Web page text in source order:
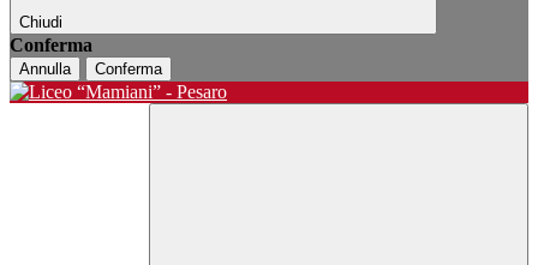
Chiudi
Conferma
Annulla Conferma